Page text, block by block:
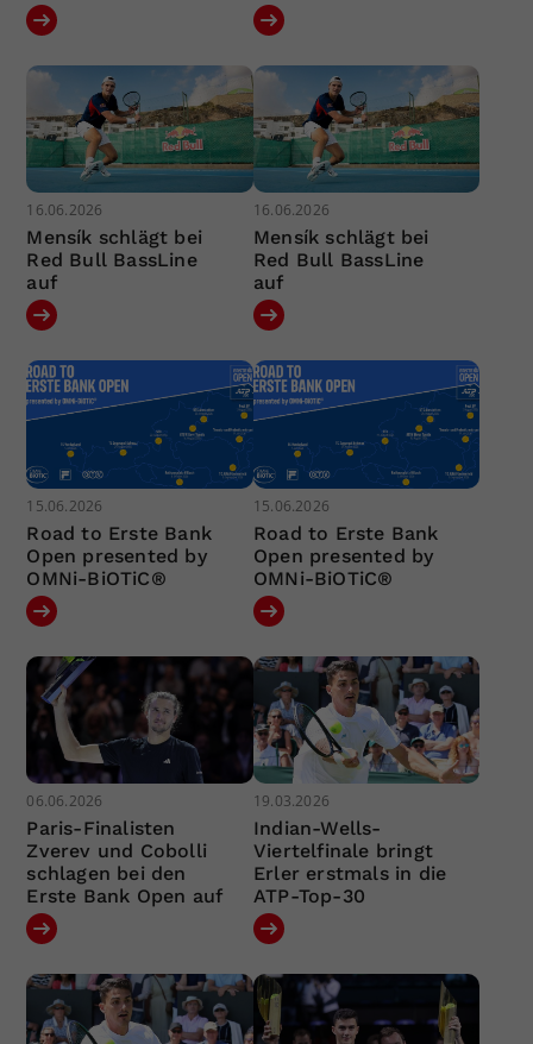
16.06.2026
Mensík schlägt bei
Red Bull BassLine
auf
16.06.2026
Mensík schlägt bei
Red Bull BassLine
auf
15.06.2026
Road to Erste Bank
Open presented by
OMNi-BiOTiC®
15.06.2026
Road to Erste Bank
Open presented by
OMNi-BiOTiC®
06.06.2026
Paris-Finalisten
Zverev und Cobolli
schlagen bei den
Erste Bank Open auf
19.03.2026
Indian-Wells-
Viertelfinale bringt
Erler erstmals in die
ATP-Top-30